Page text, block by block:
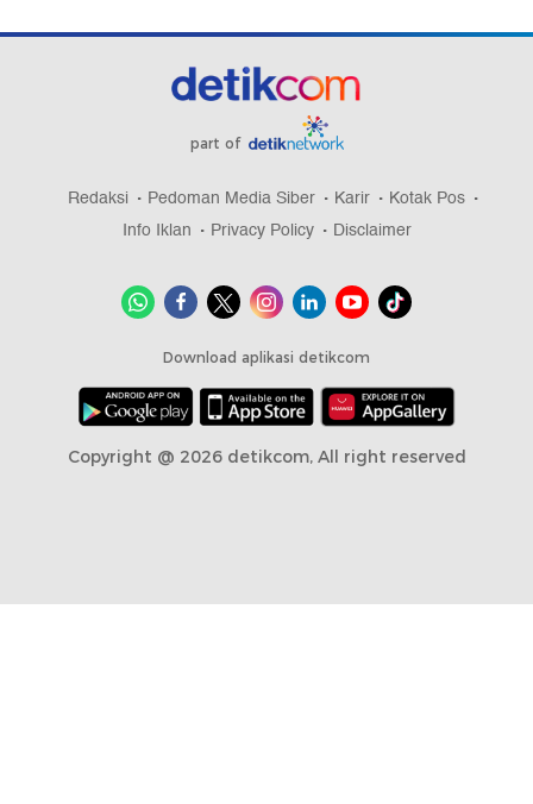
part of
Redaksi Pedoman Media Siber Karir
Kotak Pos
Info Iklan
Privacy Policy Disclaimer
Download aplikasi detikcom
Copyright @ 2026 detikcom, All right reserved